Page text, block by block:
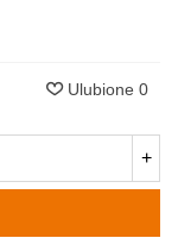
Ulubione 0
+